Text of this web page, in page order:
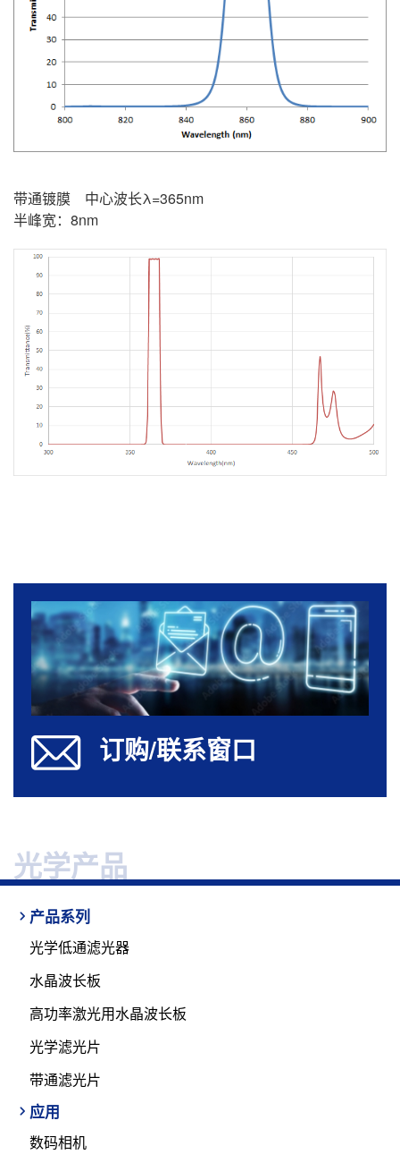
带通镀膜 中心波长λ=365nm
半峰宽：8nm
订购/联系窗口
光学产品
产品系列
光学低通滤光器
水晶波长板
高功率激光用水晶波长板
光学滤光片
带通滤光片
应用
数码相机